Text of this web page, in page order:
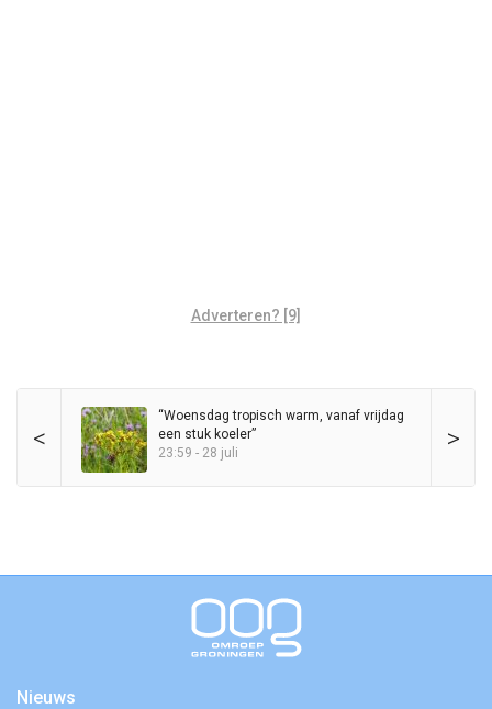
Adverteren? [9]
< >
“Woensdag tropisch warm, vanaf vrijdag
een stuk koeler”
23:59 - 28 juli
Nieuws